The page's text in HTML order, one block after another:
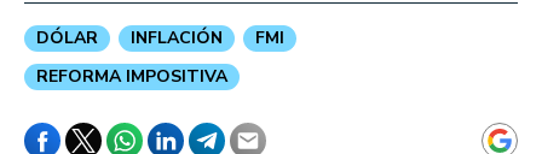
DÓLAR INFLACIÓN
FMI
REFORMA IMPOSITIVA